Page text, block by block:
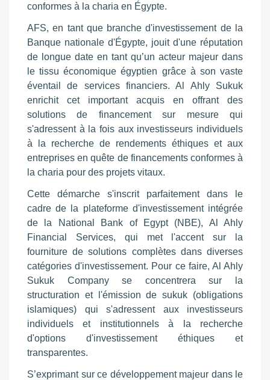
conformes à la charia en Égypte.
AFS, en tant que branche d'investissement de la
Banque nationale d'Égypte, jouit d'une réputation
de longue date en tant qu’un acteur majeur dans
le tissu économique égyptien grâce à son vaste
éventail de services financiers. Al Ahly Sukuk
enrichit cet important acquis en offrant des
solutions de financement sur mesure qui
s'adressent à la fois aux investisseurs individuels
à la recherche de rendements éthiques et aux
entreprises en quête de financements conformes à
la charia pour des projets vitaux.
Cette démarche s'inscrit parfaitement dans le
cadre de la plateforme d'investissement intégrée
de la National Bank of Egypt (NBE), Al Ahly
Financial Services, qui met l'accent sur la
fourniture de solutions complètes dans diverses
catégories d'investissement. Pour ce faire, Al Ahly
Sukuk Company se concentrera sur la
structuration et l'émission de sukuk (obligations
islamiques) qui s'adressent aux investisseurs
individuels et institutionnels à la recherche
d'options d'investissement éthiques et
transparentes.
S’exprimant sur ce développement majeur dans le